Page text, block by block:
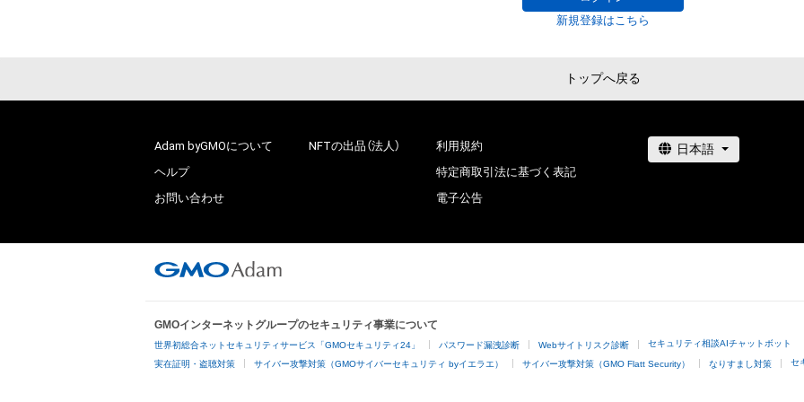
新規登録はこちら
トップへ戻る
Adam byGMOについて
ヘルプ
お問い合わせ
NFTの出品（法人）
利用規約
特定商取引法に基づく表記
電子公告
GMOインターネットグループのセキュリティ事業について
世界初総合ネットセキュリティサービス「GMOセキュリティ24」 パスワード漏洩診断 Webサイトリスク診断 セキュリティ相談AIチャットボット
実在証明・盗聴対策 サイバー攻撃対策（GMOサイバーセキュリティ byイエラエ） サイバー攻撃対策（GMO Flatt Security） なりすまし対策 セ